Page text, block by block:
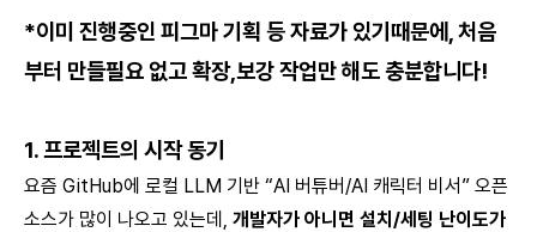
*이미 진행중인 피그마 기획 등 자료가 있기때문에, 처음
부터 만들필요 없고 확장,보강 작업만 해도 충분합니다!
1. 프로젝트의 시작 동기
요즘 GitHub에 로컬 LLM 기반 “AI 버튜버/AI 캐릭터 비서” 오픈
소스가 많이 나오고 있는데, 개발자가 아니면 설치/세팅 난이도가